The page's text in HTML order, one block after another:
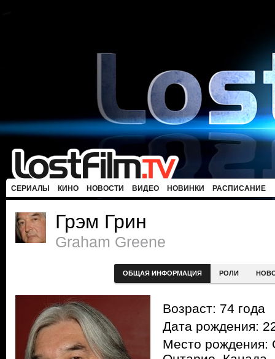
СЕРИАЛЫ КИНО НОВОСТИ ВИДЕО НОВИНКИ РАСПИСАНИЕ
Грэм Грин
Graham Greene
ОБЩАЯ ИНФОРМАЦИЯ РОЛИ
Возраст: 74 года
Дата рождения:
Место рождения: